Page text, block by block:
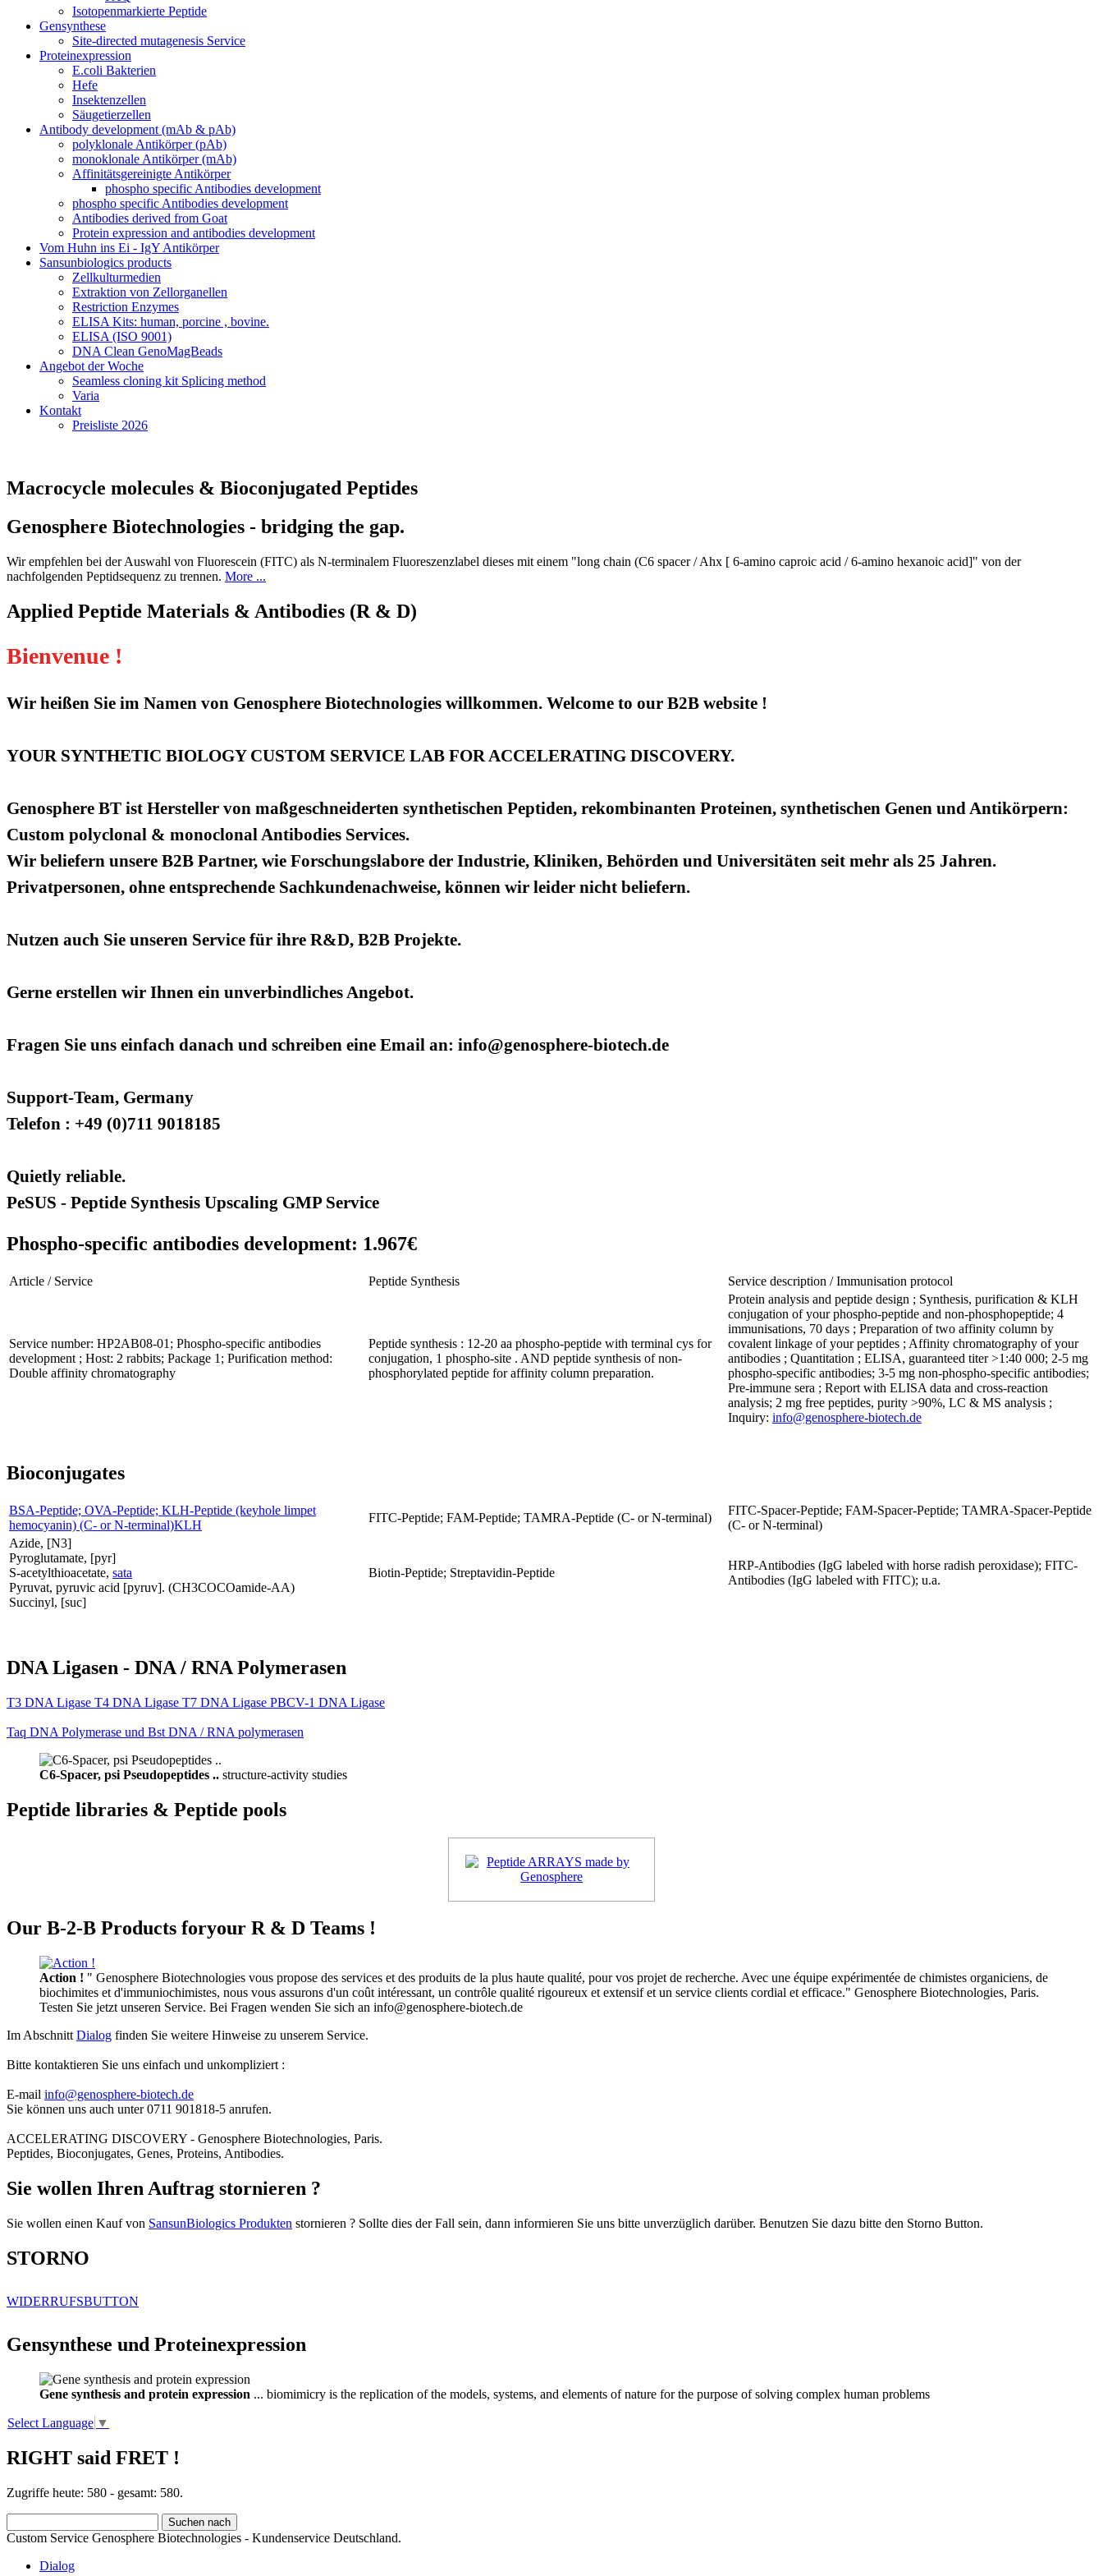
Isotopenmarkierte Peptide
Gensynthese
Site-directed mutagenesis Service
Proteinexpression
E.coli Bakterien
Hefe
Insektenzellen
Säugetierzellen
Antibody development (mAb & pAb)
polyklonale Antikörper (pAb)
monoklonale Antikörper (mAb)
Affinitätsgereinigte Antikörper
phospho specific Antibodies development
phospho specific Antibodies development
Antibodies derived from Goat
Protein expression and antibodies development
Vom Huhn ins Ei - IgY Antikörper
Sansunbiologics products
Zellkulturmedien
Extraktion von Zellorganellen
Restriction Enzymes
ELISA Kits: human, porcine , bovine.
ELISA (ISO 9001)
DNA Clean GenoMagBeads
Angebot der Woche
Seamless cloning kit Splicing method
Varia
Kontakt
Preisliste 2026
Macrocycle molecules & Bioconjugated Peptides
Genosphere Biotechnologies - bridging the gap.
Wir empfehlen bei der Auswahl von Fluorescein (FITC) als N-terminalem Fluoreszenzlabel dieses mit einem "long chain (C6 spacer / Ahx [ 6-amino caproic acid / 6-amino hexanoic acid]" von der
nachfolgenden Peptidsequenz zu trennen. More ...
Applied Peptide Materials & Antibodies (R & D)
Bienvenue !
Wir heißen Sie im Namen von Genosphere Biotechnologies willkommen. Welcome to our B2B website !
YOUR SYNTHETIC BIOLOGY CUSTOM SERVICE LAB FOR ACCELERATING DISCOVERY.
Genosphere BT ist Hersteller von maßgeschneiderten synthetischen Peptiden, rekombinanten Proteinen, synthetischen Genen und Antikörpern:
Custom polyclonal & monoclonal Antibodies Services.
Wir beliefern unsere B2B Partner, wie Forschungslabore der Industrie, Kliniken, Behörden und Universitäten seit mehr als 25 Jahren.
Privatpersonen, ohne entsprechende Sachkundenachweise, können wir leider nicht beliefern.
Nutzen auch Sie unseren Service für ihre R&D, B2B Projekte.
Gerne erstellen wir Ihnen ein unverbindliches Angebot.
Fragen Sie uns einfach danach und schreiben eine Email an: info@genosphere-biotech.de
Support-Team, Germany
Telefon : +49 (0)711 9018185
Quietly reliable.
PeSUS - Peptide Synthesis Upscaling GMP Service
Phospho-specific antibodies development: 1.967€
Article / Service Peptide Synthesis Service description / Immunisation protocol
Service number: HP2AB08-01; Phospho-specific antibodies
development ; Host: 2 rabbits; Package 1; Purification method:
Double affinity chromatography
Peptide synthesis : 12-20 aa phospho-peptide with terminal cys for
conjugation, 1 phospho-site . AND peptide synthesis of non-
phosphorylated peptide for affinity column preparation.
Protein analysis and peptide design ; Synthesis, purification & KLH
conjugation of your phospho-peptide and non-phosphopeptide; 4
immunisations, 70 days ; Preparation of two affinity column by
covalent linkage of your peptides ; Affinity chromatography of your
antibodies ; Quantitation ; ELISA, guaranteed titer >1:40 000; 2-5 mg
phospho-specific antibodies; 3-5 mg non-phospho-specific antibodies;
Pre-immune sera ; Report with ELISA data and cross-reaction
analysis; 2 mg free peptides, purity >90%, LC & MS analysis ;
Inquiry: info@genosphere-biotech.de
Bioconjugates
BSA-Peptide; OVA-Peptide; KLH-Peptide (keyhole limpet
hemocyanin) (C- or N-terminal)KLH
FITC-Peptide; FAM-Peptide; TAMRA-Peptide (C- or N-terminal)
FITC-Spacer-Peptide; FAM-Spacer-Peptide; TAMRA-Spacer-Peptide
(C- or N-terminal)
Azide, [N3]
Pyroglutamate, [pyr]
S-acetylthioacetate, sata
Pyruvat, pyruvic acid [pyruv]. (CH3COCOamide-AA)
Succinyl, [suc]
Biotin-Peptide; Streptavidin-Peptide
HRP-Antibodies (IgG labeled with horse radish peroxidase); FITC-
Antibodies (IgG labeled with FITC); u.a.
DNA Ligasen - DNA / RNA Polymerasen
T3 DNA Ligase T4 DNA Ligase T7 DNA Ligase PBCV-1 DNA Ligase
Taq DNA Polymerase und Bst DNA / RNA polymerasen
C6-Spacer, psi Pseudopeptides .. structure-activity studies
Peptide libraries & Peptide pools
Our B-2-B Products foryour R & D Teams !
Action ! " Genosphere Biotechnologies vous propose des services et des produits de la plus haute qualité, pour vos projet de recherche. Avec une équipe expérimentée de chimistes organiciens, de
biochimites et d'immuniochimistes, nous vous assurons d'un coût intéressant, un contrôle qualité rigoureux et extensif et un service clients cordial et efficace." Genosphere Biotechnologies, Paris.
Testen Sie jetzt unseren Service. Bei Fragen wenden Sie sich an info@genosphere-biotech.de
Im Abschnitt Dialog finden Sie weitere Hinweise zu unserem Service.
Bitte kontaktieren Sie uns einfach und unkompliziert :
E-mail info@genosphere-biotech.de
Sie können uns auch unter 0711 901818-5 anrufen.
ACCELERATING DISCOVERY - Genosphere Biotechnologies, Paris.
Peptides, Bioconjugates, Genes, Proteins, Antibodies.
Sie wollen Ihren Auftrag stornieren ?
Sie wollen einen Kauf von SansunBiologics Produkten stornieren ? Sollte dies der Fall sein, dann informieren Sie uns bitte unverzüglich darüber. Benutzen Sie dazu bitte den Storno Button.
STORNO
WIDERRUFSBUTTON
Gensynthese und Proteinexpression
Gene synthesis and protein expression ... biomimicry is the replication of the models, systems, and elements of nature for the purpose of solving complex human problems
Select Language ▼
RIGHT said FRET !
Zugriffe heute: 580 - gesamt: 580.
Custom Service Genosphere Biotechnologies - Kundenservice Deutschland.
Dialog